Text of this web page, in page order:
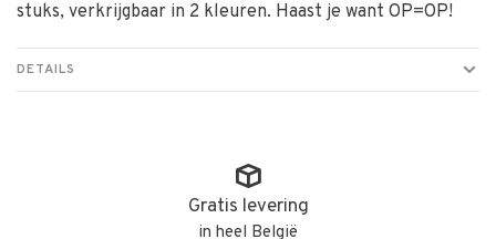
stuks, verkrijgbaar in 2 kleuren. Haast je want OP=OP!
DETAILS
Gratis levering
in heel België